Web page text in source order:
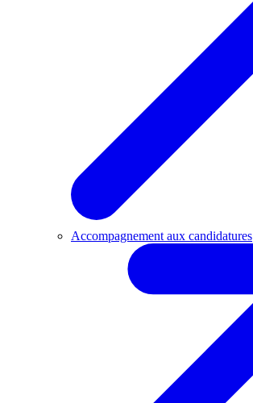
Accompagnement aux candidatures